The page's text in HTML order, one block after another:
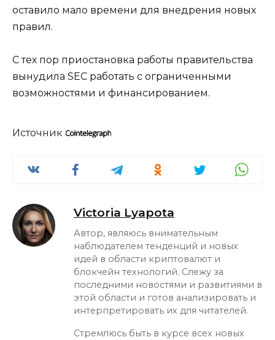
оставило мало времени для внедрения новых
правил.
С тех пор приостановка работы правительства
вынудила SEC работать с ограниченными
возможностями и финансированием.
Источник
Victoria Lyapota
Автор, являюсь внимательным
наблюдателем тенденций и новых
идей в области криптовалют и
блокчейн технологий. Слежу за
последними новостями и развитиями в
этой области и готов анализировать и
интерпретировать их для читателей.
Стремлюсь быть в курсе всех новых